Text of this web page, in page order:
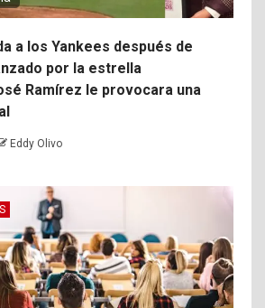
a los Yankees después de
por la estrella
Ramírez le provocara una
Eddy Olivo